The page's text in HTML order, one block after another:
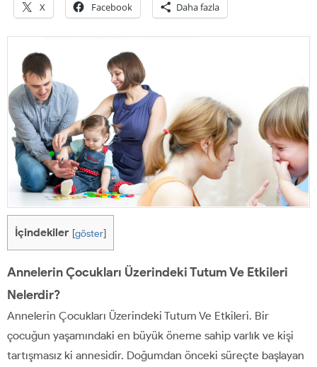
X Facebook Daha fazla
İçindekiler [göster]
Annelerin Çocukları Üzerindeki Tutum Ve Etkileri
Nelerdir?
Annelerin Çocukları Üzerindeki Tutum Ve Etkileri. Bir
çocuğun yaşamındaki en büyük öneme sahip varlık ve kişi
tartışmasız ki annesidir. Doğumdan önceki süreçte başlayan